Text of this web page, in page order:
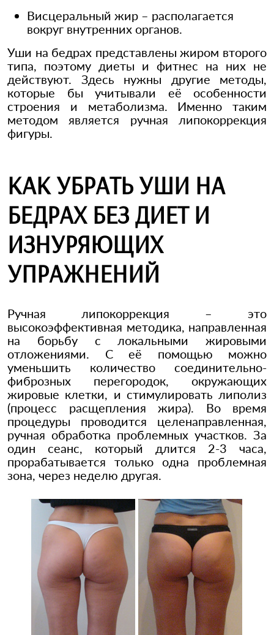
Висцеральный жир – располагается
вокруг внутренних органов.
Уши на бедрах представлены жиром второго
типа, поэтому диеты и фитнес на них не
действуют. Здесь нужны другие методы,
которые бы учитывали её особенности
строения и метаболизма. Именно таким
методом является ручная липокоррекция
фигуры.
КАК УБРАТЬ УШИ НА
БЕДРАХ БЕЗ ДИЕТ И
ИЗНУРЯЮЩИХ
УПРАЖНЕНИЙ
Ручная липокоррекция – это
высокоэффективная методика, направленная
на борьбу с локальными жировыми
отложениями. С её помощью можно
уменьшить количество соединительно-
фиброзных перегородок, окружающих
жировые клетки, и стимулировать липолиз
(процесс расщепления жира). Во время
процедуры проводится целенаправленная,
ручная обработка проблемных участков. За
один сеанс, который длится 2-3 часа,
прорабатывается только одна проблемная
зона, через неделю другая.